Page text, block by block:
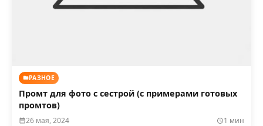
РАЗНОЕ
Промт для фото с сестрой (с примерами готовых
промтов)
26 мая, 2024 1 мин